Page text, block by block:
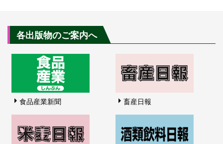
各出版物のご案内へ
食品産業新聞 畜産日報